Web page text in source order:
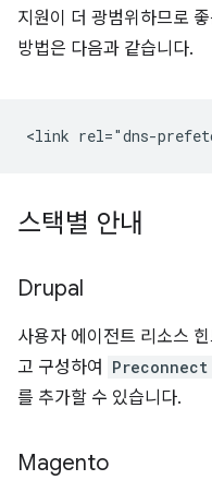
지원이 더 광범위하므로
방법은 다음과 같습니다.
스택별 안내
Drupal
사용자 에이전트 리소스
고 구성하여
Preconnect
를 추가할 수 있습니다.
Magento